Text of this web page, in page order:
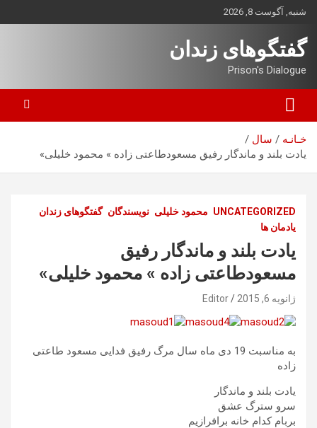
بروید
شنبه, آگوست 8, 2026
گفتگوهای زندان
Prison's Dialogue
خـانـه
سال
یادت بلند و ماندگار رفیق مسعودطاعتی زاده » محمود خلیلی»
UNCATEGORIZED محمود خلیلی نویسندگان گفتگوهای زندان
یادمان ها
یادت بلند و ماندگار رفیق
مسعودطاعتی زاده » محمود خلیلی»
ژانویه 6, 2015 Editor
به مناسبت 19 دی ماه سال مرگ رفیق فدایی مسعود طاعتی
زاده
یادت بلند و ماندگار
سرو سترگ عشق
بربام کدام خانه برافرازیم